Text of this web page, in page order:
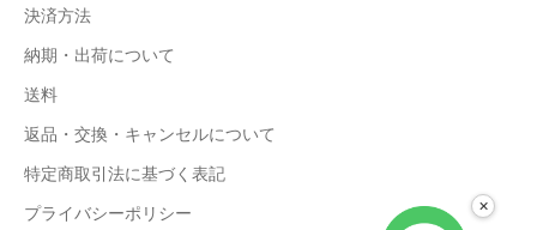
決済方法
納期・出荷について
送料
返品・交換・キャンセルについて
特定商取引法に基づく表記
プライバシーポリシー
×